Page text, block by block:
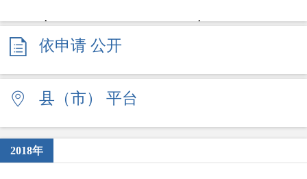
2015年 2014年
2011年
2009年
依申请 公开
县（市） 平台
2018年